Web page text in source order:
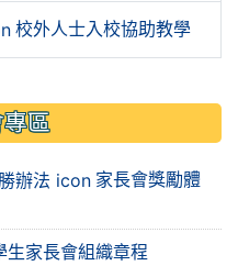
校外人士入校協助教學
區
家長會獎勵體
生家長會組織章程